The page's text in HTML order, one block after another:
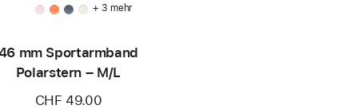
+ 3 mehr
mm Sportarmband
Polarstern – M/L
CHF 49.00